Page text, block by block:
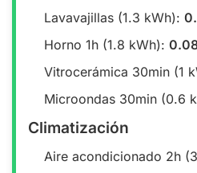
Lavavajillas (1.3 kWh):
Horno 1h (1.8 kWh):
Vitrocerámica 30min (1
Microondas 30min (0.6
Climatización
Aire acondicionado 2h